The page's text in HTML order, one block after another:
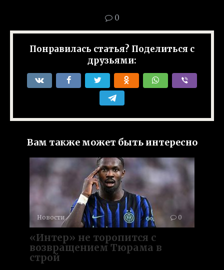
0
Понравилась статья? Поделиться с
друзьями:
Вам также может быть интересно
Новости 0
«Интер» не торопится с
возвращением Тюрама в
строй